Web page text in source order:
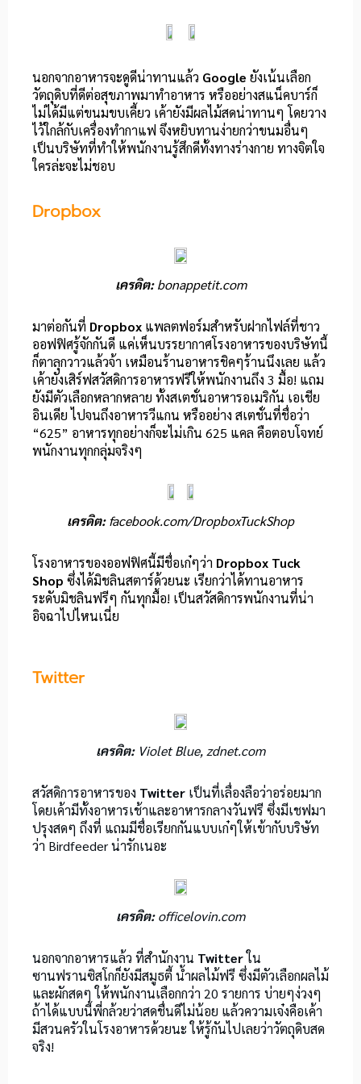
นอกจากอาหารจะดูดีน่าทานแล้ว Google ยังเน้นเลือก
วัตถุดิบที่ดีต่อสุขภาพมาทำอาหาร หรืออย่างสแน็คบาร์ก็
ไม่ได้มีแต่ขนมขบเคี้ยว เค้ายังมีผลไม้สดน่าทานๆ โดยวาง
ไว้ใกล้กับเครื่องทำกาแฟ จึงหยิบทานง่ายกว่าขนมอื่นๆ
เป็นบริษัทที่ทำให้พนักงานรู้สึกดีทั้งทางร่างกาย ทางจิตใจ
ใครล่ะจะไม่ชอบ
Dropbox
เครดิต:bonappetit.com
มาต่อกันที่ Dropbox แพลตฟอร์มสำหรับฝากไฟล์ที่ชาว
ออฟฟิศรู้จักกันดี แค่เห็นบรรยากาศโรงอาหารของบริษัทนี้
ก็ตาลุกวาวแล้วจ้า เหมือนร้านอาหารชิคๆร้านนึงเลย แล้ว
เค้ายังเสิร์ฟสวัสดิการอาหารฟรีให้พนักงานถึง 3 มื้อ! แถม
ยังมีตัวเลือกหลากหลาย ทั้งสเตชั่นอาหารอเมริกัน เอเชีย
อินเดีย ไปจนถึงอาหารวีแกน หรืออย่าง สเตชั่นที่ชื่อว่า
“625” อาหารทุกอย่างก็จะไม่เกิน 625 แคล คือตอบโจทย์
พนักงานทุกกลุ่มจริงๆ
เครดิต:facebook.com/DropboxTuckShop
โรงอาหารของออฟฟิศนี้มีชื่อเก๋ๆว่า Dropbox Tuck
Shop ซึ่งได้มิชลินสตาร์ด้วยนะ เรียกว่าได้ทานอาหาร
ระดับมิชลินฟรีๆ กันทุกมื้อ! เป็นสวัสดิการพนักงานที่น่า
อิจฉาไปไหนเนี่ย
Twitter
เครดิต: Violet Blue, zdnet.com
สวัสดิการอาหารของ Twitter เป็นที่เลื่องลือว่าอร่อยมาก
โดยเค้ามีทั้งอาหารเช้าและอาหารกลางวันฟรี ซึ่งมีเชฟมา
ปรุงสดๆ ถึงที่ แถมมีชื่อเรียกกันแบบเก๋ๆให้เข้ากับบริษัท
ว่า Birdfeeder น่ารักเนอะ
เครดิต:officelovin.com
นอกจากอาหารแล้ว ที่สำนักงาน Twitterใน
ซานฟรานซิสโกก็ยังมีสมูธตี้ น้ำผลไม้ฟรี ซึ่งมีตัวเลือกผลไม้
และผักสดๆ ให้พนักงานเลือกกว่า 20 รายการ บ่ายๆง่วงๆ
ถ้าได้แบบนี้พี่กล้วยว่าสดชื่นดีไม่น้อย แล้วความเจ๋งคือเค้า
มีสวนครัวในโรงอาหารด้วยนะ ให้รู้กันไปเลยว่าวัตถุดิบสด
จริง!